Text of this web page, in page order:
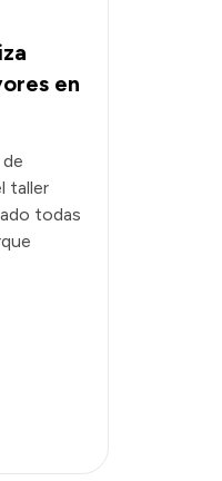
en
taller
todas